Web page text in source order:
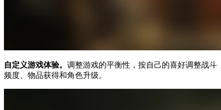
自定义游戏体验。 调整游戏的平衡性，按自己的喜好调整战斗
频度、物品获得和角色升级。